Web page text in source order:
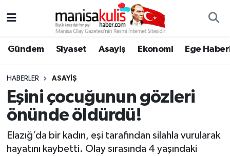
Gündem Siyaset Asayiş Ekonomi Ege
HABERLER ASAYIŞ
Eşini çocuğunun gözleri
önünde öldürdü!
Elazığ’da bir kadın, eşi tarafından silahla vurularak
hayatını kaybetti. Olay sırasında 4 yaşındaki
Ege Haberleri
Ekonomi
Genel
Gündem
Yunusemre Hava Durumu
Yunusemre Trafik Yoğunluk Haritası
Süper Lig Puan Durumu ve Fikstür
Tüm Manşetler